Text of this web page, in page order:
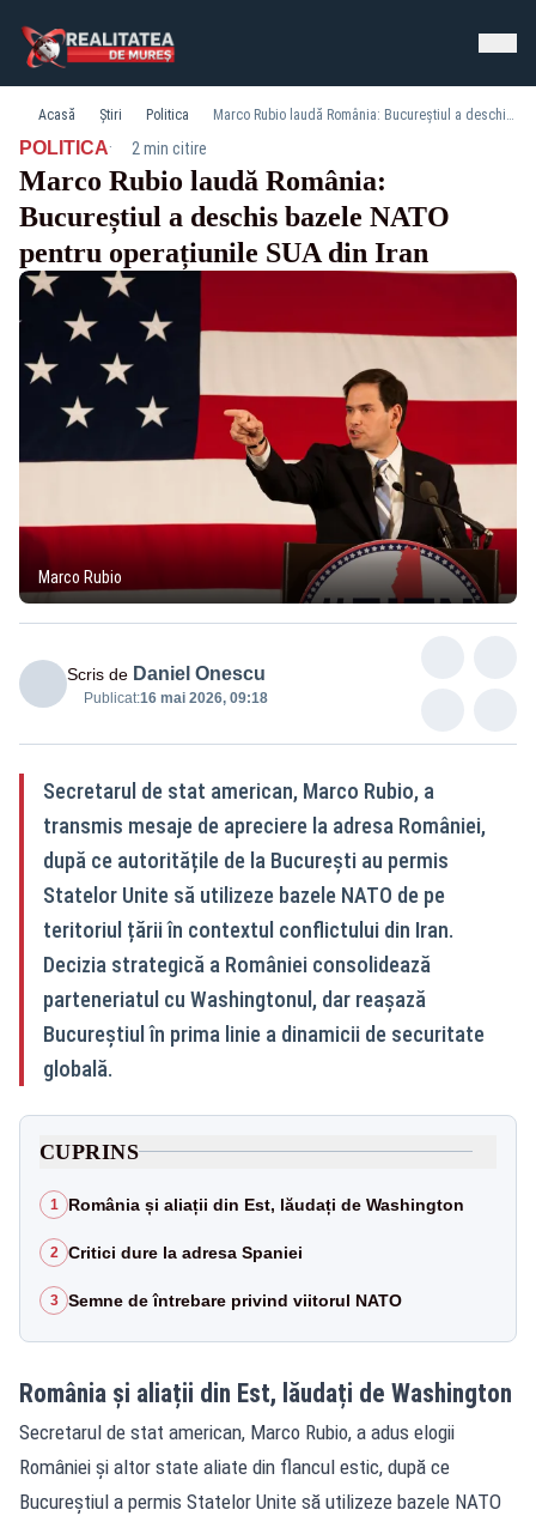
Acasă Știri Politica Marco Rubio laudă România: Bucureștiul a deschis bazele NATO pentru operațiunile SUA din Iran
POLITICA· 2 min citire
Marco Rubio laudă România:
Bucureștiul a deschis bazele NATO
pentru operațiunile SUA din Iran
Marco Rubio
Scris de Daniel Onescu
Publicat:16 mai 2026, 09:18
Secretarul de stat american, Marco Rubio, a
transmis mesaje de apreciere la adresa României,
după ce autoritățile de la București au permis
Statelor Unite să utilizeze bazele NATO de pe
teritoriul țării în contextul conflictului din Iran.
Decizia strategică a României consolidează
parteneriatul cu Washingtonul, dar reașază
Bucureștiul în prima linie a dinamicii de securitate
globală.
CUPRINS
1 România și aliații din Est, lăudați de Washington
2 Critici dure la adresa Spaniei
3 Semne de întrebare privind viitorul NATO
România și aliații din Est, lăudați de Washington
Secretarul de stat american, Marco Rubio, a adus elogii
României și altor state aliate din flancul estic, după ce
Bucureștiul a permis Statelor Unite să utilizeze bazele NATO